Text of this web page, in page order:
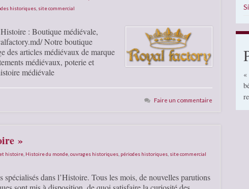
historiques, site commercial
: Boutique médiévale,
Notre boutique
des articles médiévaux de marque
médiévaux, poterie et
médiévale
Faire un commentaire
»
histoire, Histoire du monde,ouvrages historiques, périodes historiques, site commercial
dans l’Histoire. Tous les mois, de nouvelles parutions